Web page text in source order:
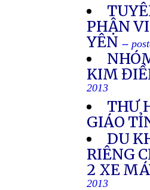
PHẬN
YÊN --
KIM
2013
THƯ
GIÁO
DU
RIÊNG
2 XE